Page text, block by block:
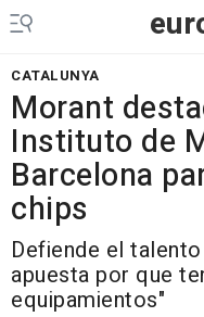
CATALUNYA
Morant
Instituto de
Barcelona
chips
Defiende el
apuesta por que
equipamientos"